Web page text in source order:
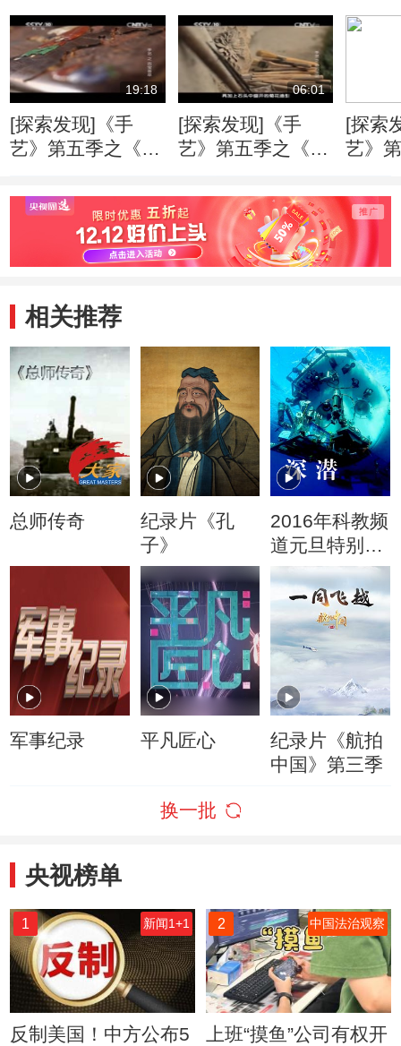
19:18
[探索发现]《手
艺》第五季之《百
宝嵌制品
06:01
[探索发现]《手
艺》第五季之《妙
区雕刻菊花石的手
艺人
[探索
艺》
到采
石原料
相关推荐
总师传奇
纪录片《孔
子》
2016年科教频
道元旦特别节
目 深潜
军事纪录 平凡匠心
纪录片《航拍
中国》第三季
换一批
央视榜单
1 新闻1+1
反制美国！中方公布5
2 中国法治观察
上班“摸鱼”公司有权开